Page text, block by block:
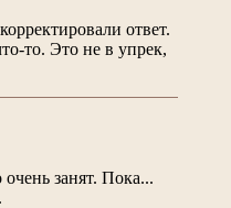
ответ.
то. Это не в упрек,
занят. Пока...